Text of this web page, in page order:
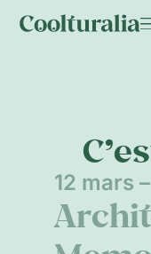
12 mars